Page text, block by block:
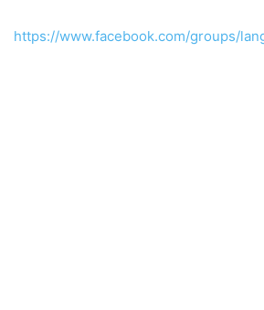
https://www.facebook.com/groups/